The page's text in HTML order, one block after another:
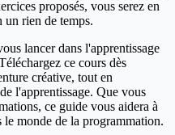
proposés, vous serez en
un rien de temps.
lancer dans l'apprentissage
ce cours dès
créative, tout en
l'apprentissage. Que vous
ce guide vous aidera à
le monde de la programmation.